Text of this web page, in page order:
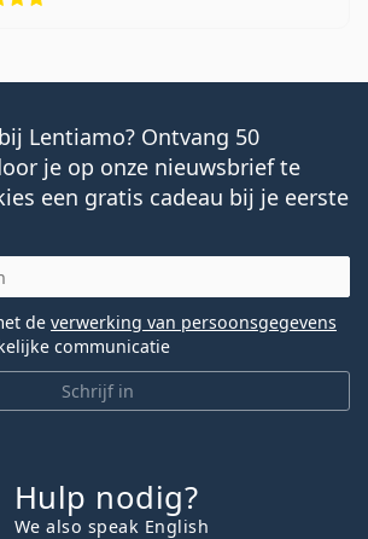
Lentiamo? Ontvang 50
je op onze nieuwsbrief te
een gratis cadeau bij je eerste
Schrijf in
de verwerking van persoonsgegevens
communicatie
Hulp nodig?
We also speak English